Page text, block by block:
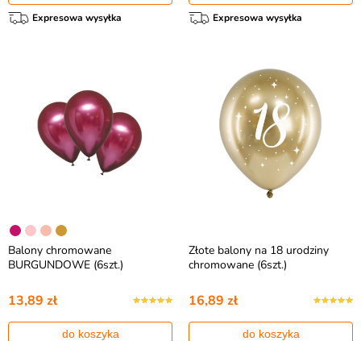
Expresowa wysyłka Expresowa wysyłka
Balony chromowane
BURGUNDOWE (6szt.)
13,89 zł
do koszyka
Złote balony na 18 urodziny
chromowane (6szt.)
16,89 zł
do koszyka